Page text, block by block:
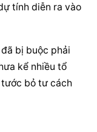
tính diễn ra vào
bị buộc phải
kể nhiều tổ
bỏ tư cách